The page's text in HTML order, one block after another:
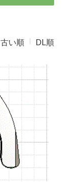
古い順 DL順